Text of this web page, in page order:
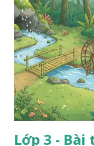
Lớp 3 - Bài